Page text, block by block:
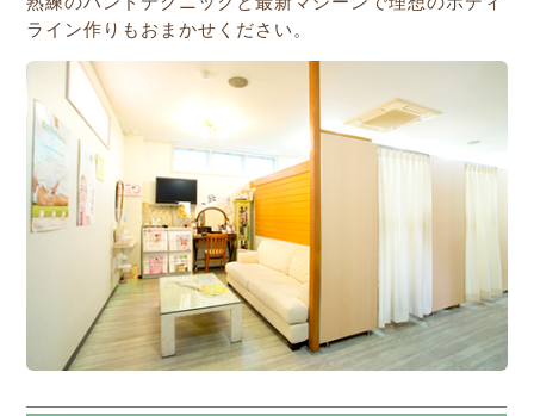
ライン作りもおまかせください。